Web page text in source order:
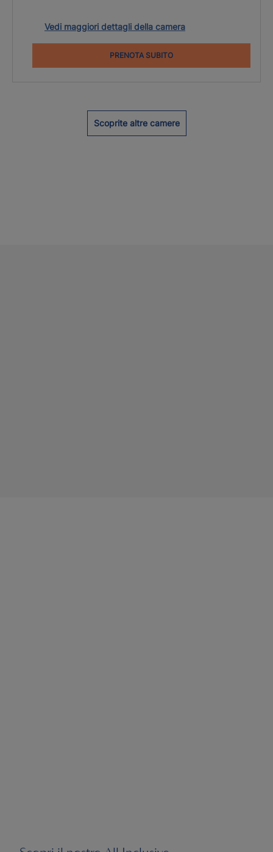
Vedi maggiori dettagli della camera
PRENOTA SUBITO
Scoprite altre camere